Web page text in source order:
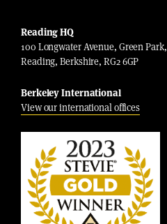
Reading HQ
100 Longwater Avenue, Green Park,
Reading, Berkshire, RG2 6GP
Berkeley International
View our international offices